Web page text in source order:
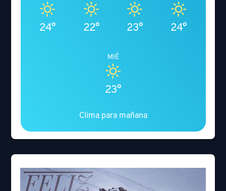
24° 22° 23° 24°
MIÉ
23°
Clima para mañana